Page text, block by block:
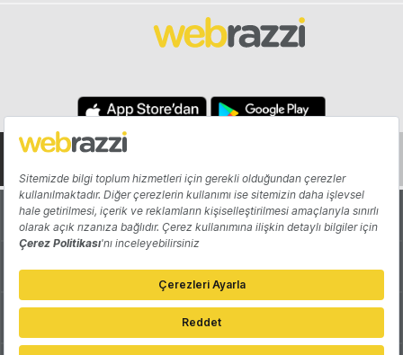
Hakkında Yazarlar
Katkıda Bulun Reklam